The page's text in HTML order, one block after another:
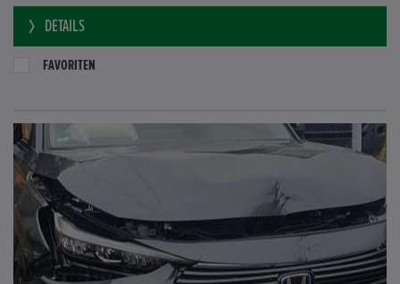
DETAILS
FAVORITEN